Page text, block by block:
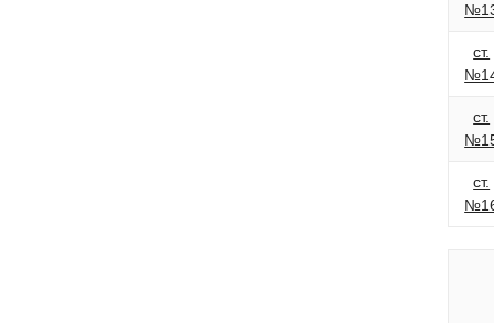
ст.
ст.
ст.